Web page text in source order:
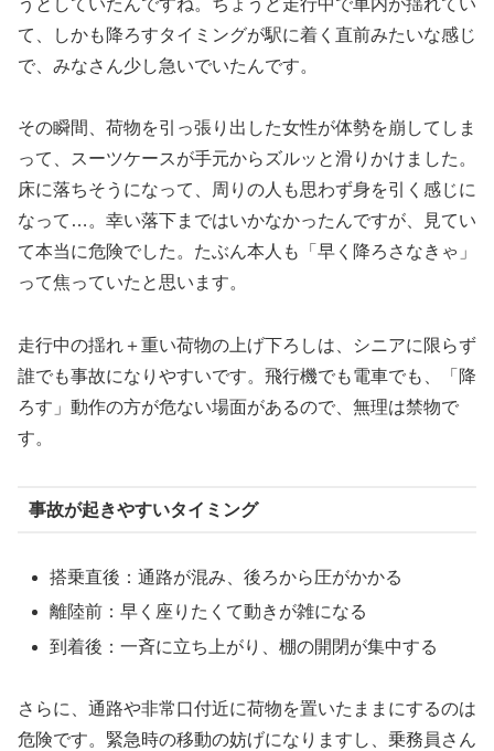
て、しかも降ろすタイミングが駅に着く直前みたいな感じ
で、みなさん少し急いでいたんです。
その瞬間、荷物を引っ張り出した女性が体勢を崩してしま
って、スーツケースが手元からズルッと滑りかけました。
床に落ちそうになって、周りの人も思わず身を引く感じに
なって…。幸い落下まではいかなかったんですが、見てい
て本当に危険でした。たぶん本人も「早く降ろさなきゃ」
って焦っていたと思います。
走行中の揺れ＋重い荷物の上げ下ろしは、シニアに限らず
誰でも事故になりやすいです。飛行機でも電車でも、「降
ろす」動作の方が危ない場面があるので、無理は禁物で
す。
事故が起きやすいタイミング
搭乗直後：通路が混み、後ろから圧がかかる
離陸前：早く座りたくて動きが雑になる
到着後：一斉に立ち上がり、棚の開閉が集中する
さらに、通路や非常口付近に荷物を置いたままにするのは
危険です。緊急時の移動の妨げになりますし、乗務員さん